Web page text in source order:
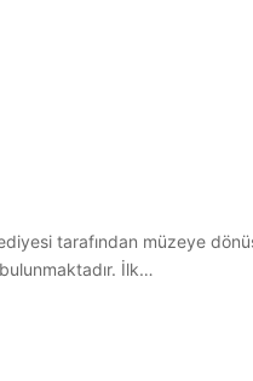
tarafından müzeye
İlk…